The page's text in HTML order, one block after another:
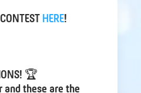
HERE!
🏆
and these are the